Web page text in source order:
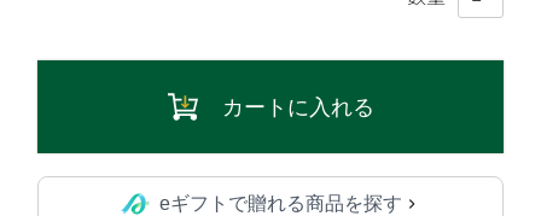
カートに入れる
eギフトで贈れる商品を探す